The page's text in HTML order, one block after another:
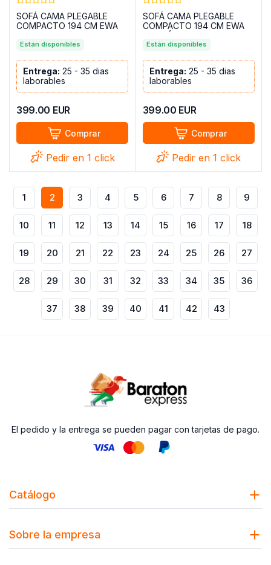
SOFÁ CAMA PLEGABLE
COMPACTO 194 CM EWA
Están disponibles
Entrega: 25 - 35 dias
laborables
399.00 EUR
Comprar
Pedir en 1 click
SOFÁ CAMA PLEGABLE
COMPACTO 194 CM EWA
MARRÓN
Están disponibles
Entrega: 25 - 35 dias
laborables
399.00 EUR
Comprar
Pedir en 1 click
1 2 3 4 5 6 7 8 9
10 11 12 13 14 15 16 17 18
19 20 21 22 23 24 25 26 27
28 29 30 31 32 33 34 35 36
37 38 39 40 41 42 43
El pedido y la entrega se pueden pagar con tarjetas de pago.
Catálogo
Sobre la empresa